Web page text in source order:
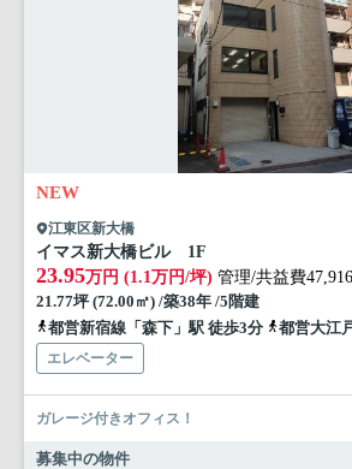
NEW
江東区新大橋
イマス新大橋ビル 1F
23.95万円 (1.1万円/坪) 管理/共益費
21.77坪 (72.00㎡) /築38年 /5階建
都営新宿線「森下」駅 徒歩3分
都営大江戸
エレベーター
ガレージ付きオフィス！
募集中の物件